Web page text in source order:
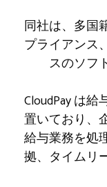
同社は、多国
プライアンス
スのソフ
CloudPay は
置いており、
給与業務を処
拠、タイムリ